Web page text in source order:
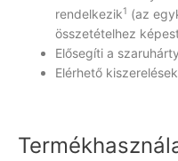
rendelkezik1 (az
összetételhez
Elősegíti a
Elérhető